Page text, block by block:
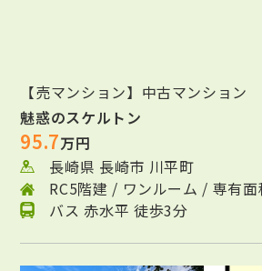
【売マンション】中古マンション
魅惑のスケルトン
95.7万円
長崎県 長崎市 川平町
RC5階建 / ワンルーム / 専有
バス 赤水平 徒歩3分